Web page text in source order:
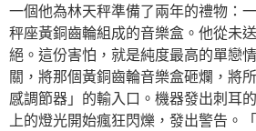
一個他為林天秤準備了兩年的禮物：
秤座黃銅齒輪組成的音樂盒。他從未
絕。這份害怕，就是純度最高的單戀
關，將那個黃銅齒輪音樂盒砸爛，將
感調節器」的輸入口。機器發出刺耳
上的燈光開始瘋狂閃爍，發出警告。